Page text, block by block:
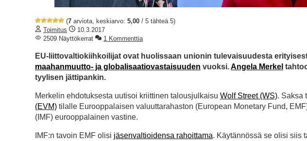
(7 arviota, keskiarvo: 5,00 / 5 tähteä 5)
Toimitus
10.3.2017
2509 Näyttökerrat
1 Kommenttia
EU-liittovaltiokiihkoilijat ovat huolissaan unionin tulevaisuudesta
maahanmuutto- ja globalisaatiovastaisuuden vuoksi.Angela Merkel
tyylisen jättipankin.
Merkelin ehdotuksesta uutisoi kriittinen talousjulkaisu Wolf Street (WS). Saksa
(EVM) tilalle Eurooppalaisen valuuttarahaston (European Monetary Fund,
(IMF) eurooppalainen vastine.
IMF:n tavoin EMF olisi jäsenvaltioidensa rahoittama. Käytännössä se olisi siis